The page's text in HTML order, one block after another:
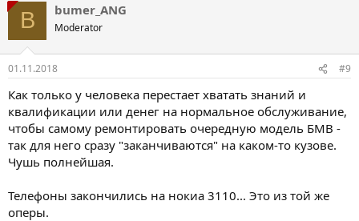
B bumer_ANG
Moderator
01.11.2018 #9
Как только у человека перестает хватать знаний и
квалификации или денег на нормальное обслуживание,
чтобы самому ремонтировать очередную модель БМВ -
так для него сразу "заканчиваются" на каком-то кузове.
Чушь полнейшая.
Телефоны закончились на нокиа 3110... Это из той же
оперы.